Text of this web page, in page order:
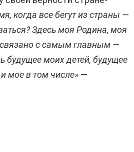
когда все бегут из страны —
Здесь моя Родина, моя
связано с самым главным —
будущее моих детей, будущее
мое в том числе» —